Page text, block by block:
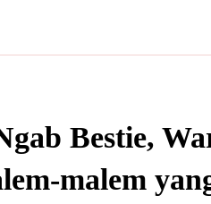
Bestie,
malem